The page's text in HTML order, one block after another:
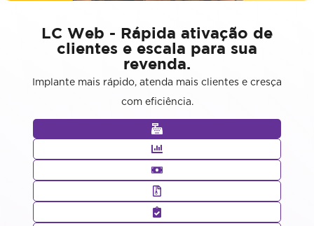
LC Web - Rápida ativação de
clientes e escala para sua
revenda.
Implante mais rápido, atenda mais clientes e cresça
com eficiência.